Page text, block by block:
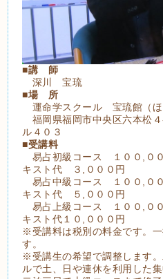
■講 師
深川 宝琉
■場 所
運命学スクール 宝琉館（ほ
福岡県福岡市中央区六本松
ル４０３
■受講料
易占初級コース １００,０
キスト代 ３,０００円
易占中級コース １００,０
キスト代 ５,０００円
易占上級コース １００,０
キスト代１０,０００円
※受講料は税別の料金です。
す。
※受講生の希望で調整します
ルで土、日や連休を利用した